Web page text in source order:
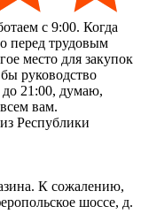
с 9:00. Когда
перед трудовым
место для закупок
руководство
21:00, думаю,
вам.
Республики
К сожалению,
шоссе, д.